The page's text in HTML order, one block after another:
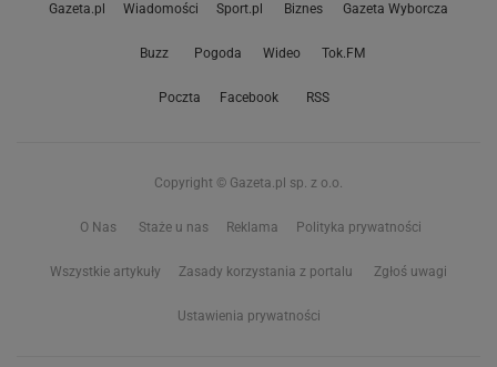
Gazeta.pl Wiadomości Sport.pl Biznes Gazeta Wyborcza
Buzz Pogoda Wideo Tok.FM
Poczta Facebook RSS
Copyright © Gazeta.pl sp. z o.o.
O Nas Staże u nas Reklama Polityka prywatności
Wszystkie artykuły Zasady korzystania z portalu Zgłoś uwagi
Ustawienia prywatności